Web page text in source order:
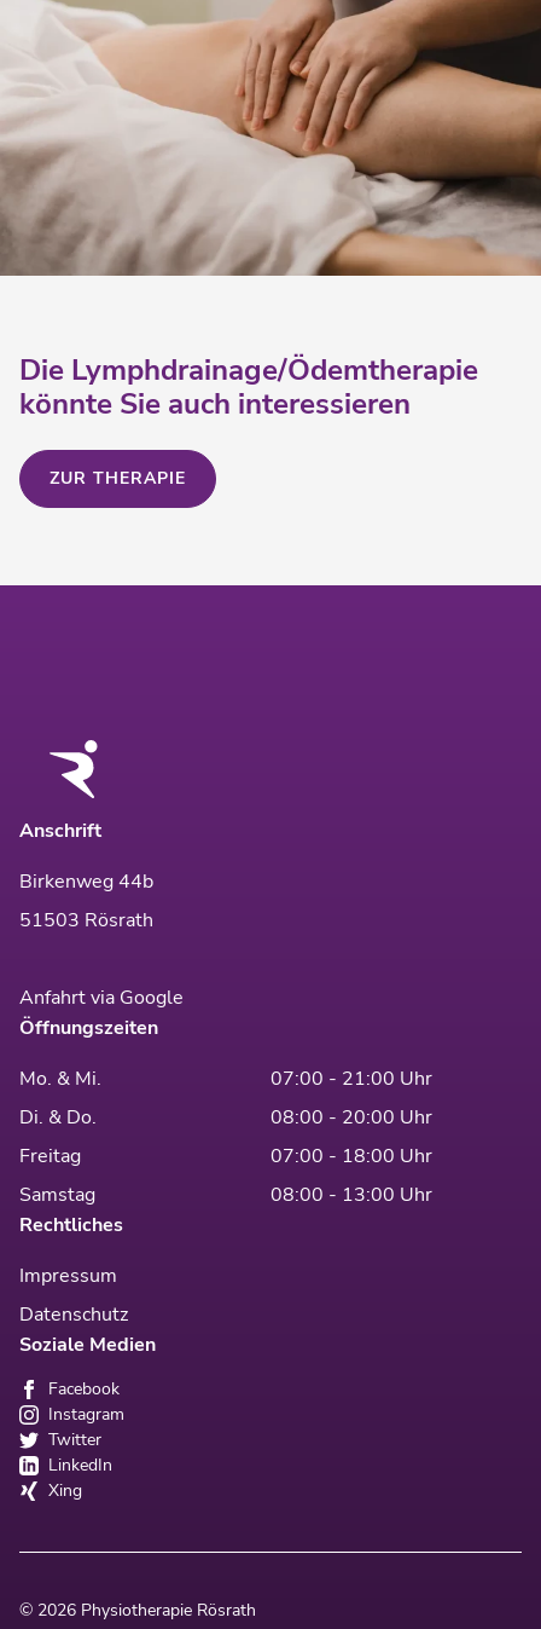
Die Lymphdrainage/Ödemtherapie
könnte Sie auch interessieren
ZUR THERAPIE
Anschrift
Birkenweg 44b
51503 Rösrath
Anfahrt via Google
Öffnungszeiten
Mo. & Mi.
07:00 - 21:00 Uhr
Di. & Do.
08:00 - 20:00 Uhr
Freitag
07:00 - 18:00 Uhr
Samstag
08:00 - 13:00 Uhr
Rechtliches
Impressum
Datenschutz
Soziale Medien
Facebook
Instagram
Twitter
LinkedIn
Xing
© 2026 Physiotherapie Rösrath